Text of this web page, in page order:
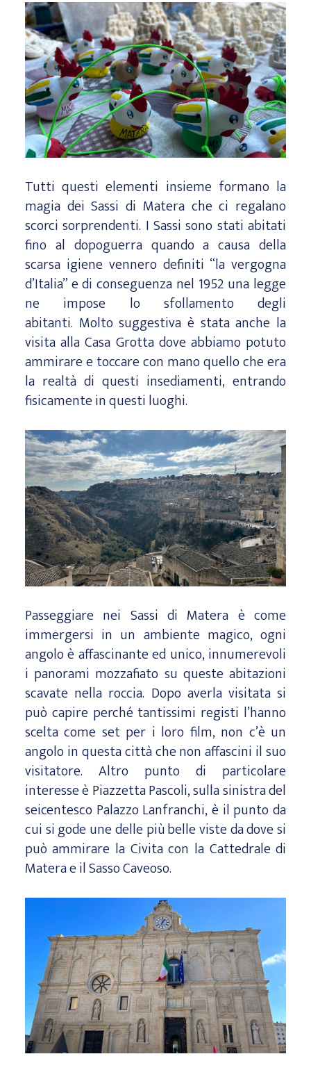
Tutti questi elementi insieme formano la
magia dei Sassi di Matera che ci regalano
scorci sorprendenti. I Sassi sono stati abitati
fino al dopoguerra quando a causa della
scarsa igiene vennero definiti “la vergogna
d’Italia” e di conseguenza nel 1952 una legge
ne impose lo sfollamento degli
abitanti. Molto suggestiva è stata anche la
visita alla Casa Grotta dove abbiamo potuto
ammirare e toccare con mano quello che era
la realtà di questi insediamenti, entrando
fisicamente in questi luoghi.
Passeggiare nei Sassi di Matera è come
immergersi in un ambiente magico, ogni
angolo è affascinante ed unico, innumerevoli
i panorami mozzafiato su queste abitazioni
scavate nella roccia. Dopo averla visitata si
può capire perché tantissimi registi l’hanno
scelta come set per i loro film, non c’è un
angolo in questa città che non affascini il suo
visitatore. Altro punto di particolare
interesse è Piazzetta Pascoli, sulla sinistra del
seicentesco Palazzo Lanfranchi, è il punto da
cui si gode une delle più belle viste da dove si
può ammirare la Civita con la Cattedrale di
Matera e il Sasso Caveoso.